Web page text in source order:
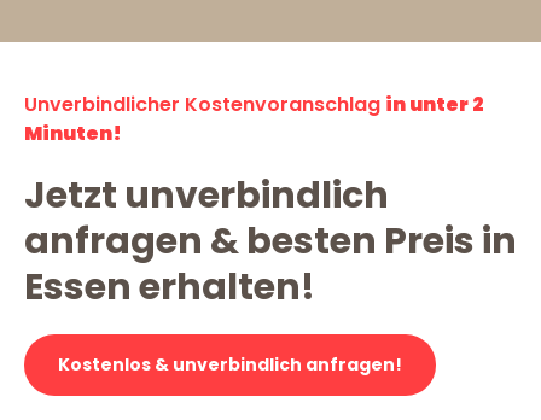
Unverbindlicher Kostenvoranschlag in unter 2
Minuten!
Jetzt unverbindlich
anfragen & besten Preis in
Essen erhalten!
Kostenlos & unverbindlich anfragen!